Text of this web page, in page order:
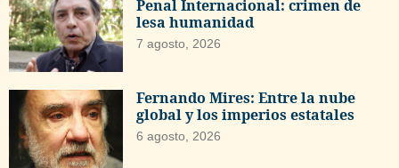
Penal Internacional: crimen de
lesa humanidad
7 agosto, 2026
Fernando Mires: Entre la nube
global y los imperios estatales
6 agosto, 2026